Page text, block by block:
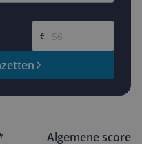
Gewenste prijs
€
Algemene score